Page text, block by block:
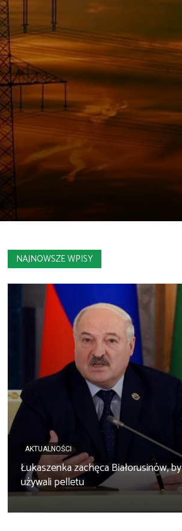
NAJNOWSZE WPISY
AKTUALNOŚCI
Łukaszenka zachęca Białorusinów, by
używali pelletu